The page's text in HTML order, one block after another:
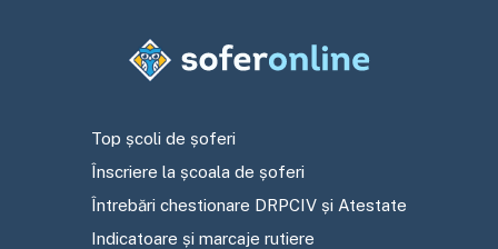
Top școli de șoferi
Înscriere la școala de șoferi
Întrebări chestionare DRPCIV și Atestate
Indicatoare și marcaje rutiere